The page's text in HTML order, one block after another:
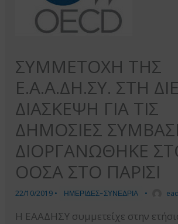
ΣΥΜΜΕΤΟΧΗ ΤΗΣ
Ε.Α.Α.ΔΗ.ΣΥ. ΣΤΗ
ΔΙΑΣΚΕΨΗ ΓΙΑ ΤΙΣ
ΔΗΜΟΣΙΕΣ
ΔΙΟΡΓΑΝΩΘΗΚΕ
ΟΟΣΑ ΣΤΟ ΠΑΡΙΣΙ
22/10/2019 • ΗΜΕΡΙΔΕΣ-ΣΥΝΕΔΡΙΑ •
Η ΕΑΑΔΗΣΥ συμμετείχε στην